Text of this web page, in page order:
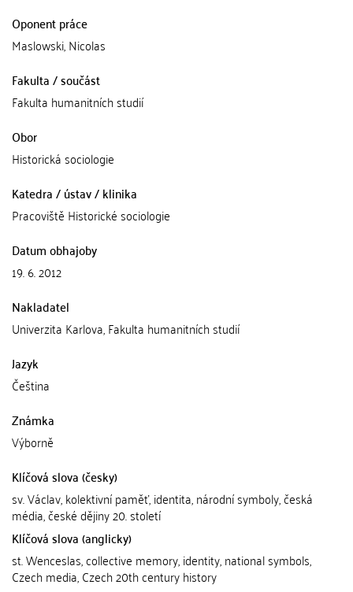
Oponent práce
Maslowski, Nicolas
Fakulta / součást
Fakulta humanitních studií
Obor
Historická sociologie
Katedra / ústav / klinika
Pracoviště Historické sociologie
Datum obhajoby
19. 6. 2012
Nakladatel
Univerzita Karlova, Fakulta humanitních studií
Jazyk
Čeština
Známka
Výborně
Klíčová slova (česky)
sv. Václav, kolektivní paměť, identita, národní symboly, česká
média, české dějiny 20. století
Klíčová slova (anglicky)
st. Wenceslas, collective memory, identity, national symbols,
Czech media, Czech 20th century history